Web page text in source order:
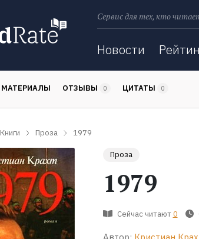
Сервис для тех, кто
Новости
МАТЕРИАЛЫ ОТЗЫВЫ 0 ЦИТАТЫ 0
Книги Проза 1979
Проза
1979
Сейчас читают 0